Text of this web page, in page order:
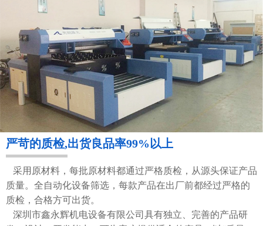
严苛的质检,出货良品率99%以上
采用原材料，每批原材料都通过严格质检，从源头保证产品
质量。全自动化设备筛选，每款产品在出厂前都经过严格的
质检，合格方可出货。
深圳市鑫永辉机电设备有限公司具有独立、完善的产品研